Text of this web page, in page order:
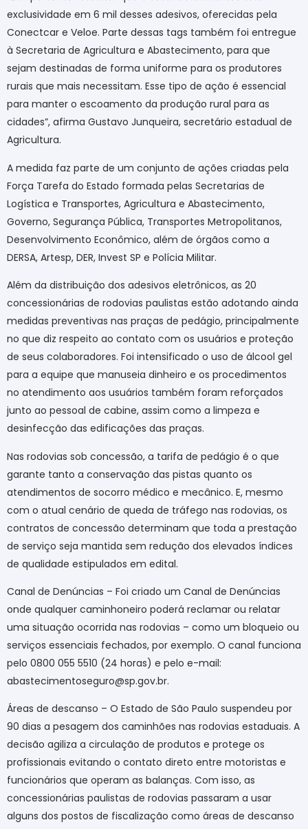
exclusividade em 6 mil desses adesivos, oferecidas pela
Conectcar e Veloe. Parte dessas tags também foi entregue
à Secretaria de Agricultura e Abastecimento, para que
sejam destinadas de forma uniforme para os produtores
rurais que mais necessitam. Esse tipo de ação é essencial
para manter o escoamento da produção rural para as
cidades”, afirma Gustavo Junqueira, secretário estadual de
Agricultura.
A medida faz parte de um conjunto de ações criadas pela
Força Tarefa do Estado formada pelas Secretarias de
Logística e Transportes, Agricultura e Abastecimento,
Governo, Segurança Pública, Transportes Metropolitanos,
Desenvolvimento Econômico, além de órgãos como a
DERSA, Artesp, DER, Invest SP e Polícia Militar.
Além da distribuição dos adesivos eletrônicos, as 20
concessionárias de rodovias paulistas estão adotando ainda
medidas preventivas nas praças de pedágio, principalmente
no que diz respeito ao contato com os usuários e proteção
de seus colaboradores. Foi intensificado o uso de álcool gel
para a equipe que manuseia dinheiro e os procedimentos
no atendimento aos usuários também foram reforçados
junto ao pessoal de cabine, assim como a limpeza e
desinfecção das edificações das praças.
Nas rodovias sob concessão, a tarifa de pedágio é o que
garante tanto a conservação das pistas quanto os
atendimentos de socorro médico e mecânico. E, mesmo
com o atual cenário de queda de tráfego nas rodovias, os
contratos de concessão determinam que toda a prestação
de serviço seja mantida sem redução dos elevados índices
de qualidade estipulados em edital.
Canal de Denúncias – Foi criado um Canal de Denúncias
onde qualquer caminhoneiro poderá reclamar ou relatar
uma situação ocorrida nas rodovias – como um bloqueio ou
serviços essenciais fechados, por exemplo. O canal funciona
pelo 0800 055 5510 (24 horas) e pelo e-mail:
abastecimentoseguro@sp.gov.br.
Áreas de descanso – O Estado de São Paulo suspendeu por
90 dias a pesagem dos caminhões nas rodovias estaduais. A
decisão agiliza a circulação de produtos e protege os
profissionais evitando o contato direto entre motoristas e
funcionários que operam as balanças. Com isso, as
concessionárias paulistas de rodovias passaram a usar
alguns dos postos de fiscalização como áreas de descanso